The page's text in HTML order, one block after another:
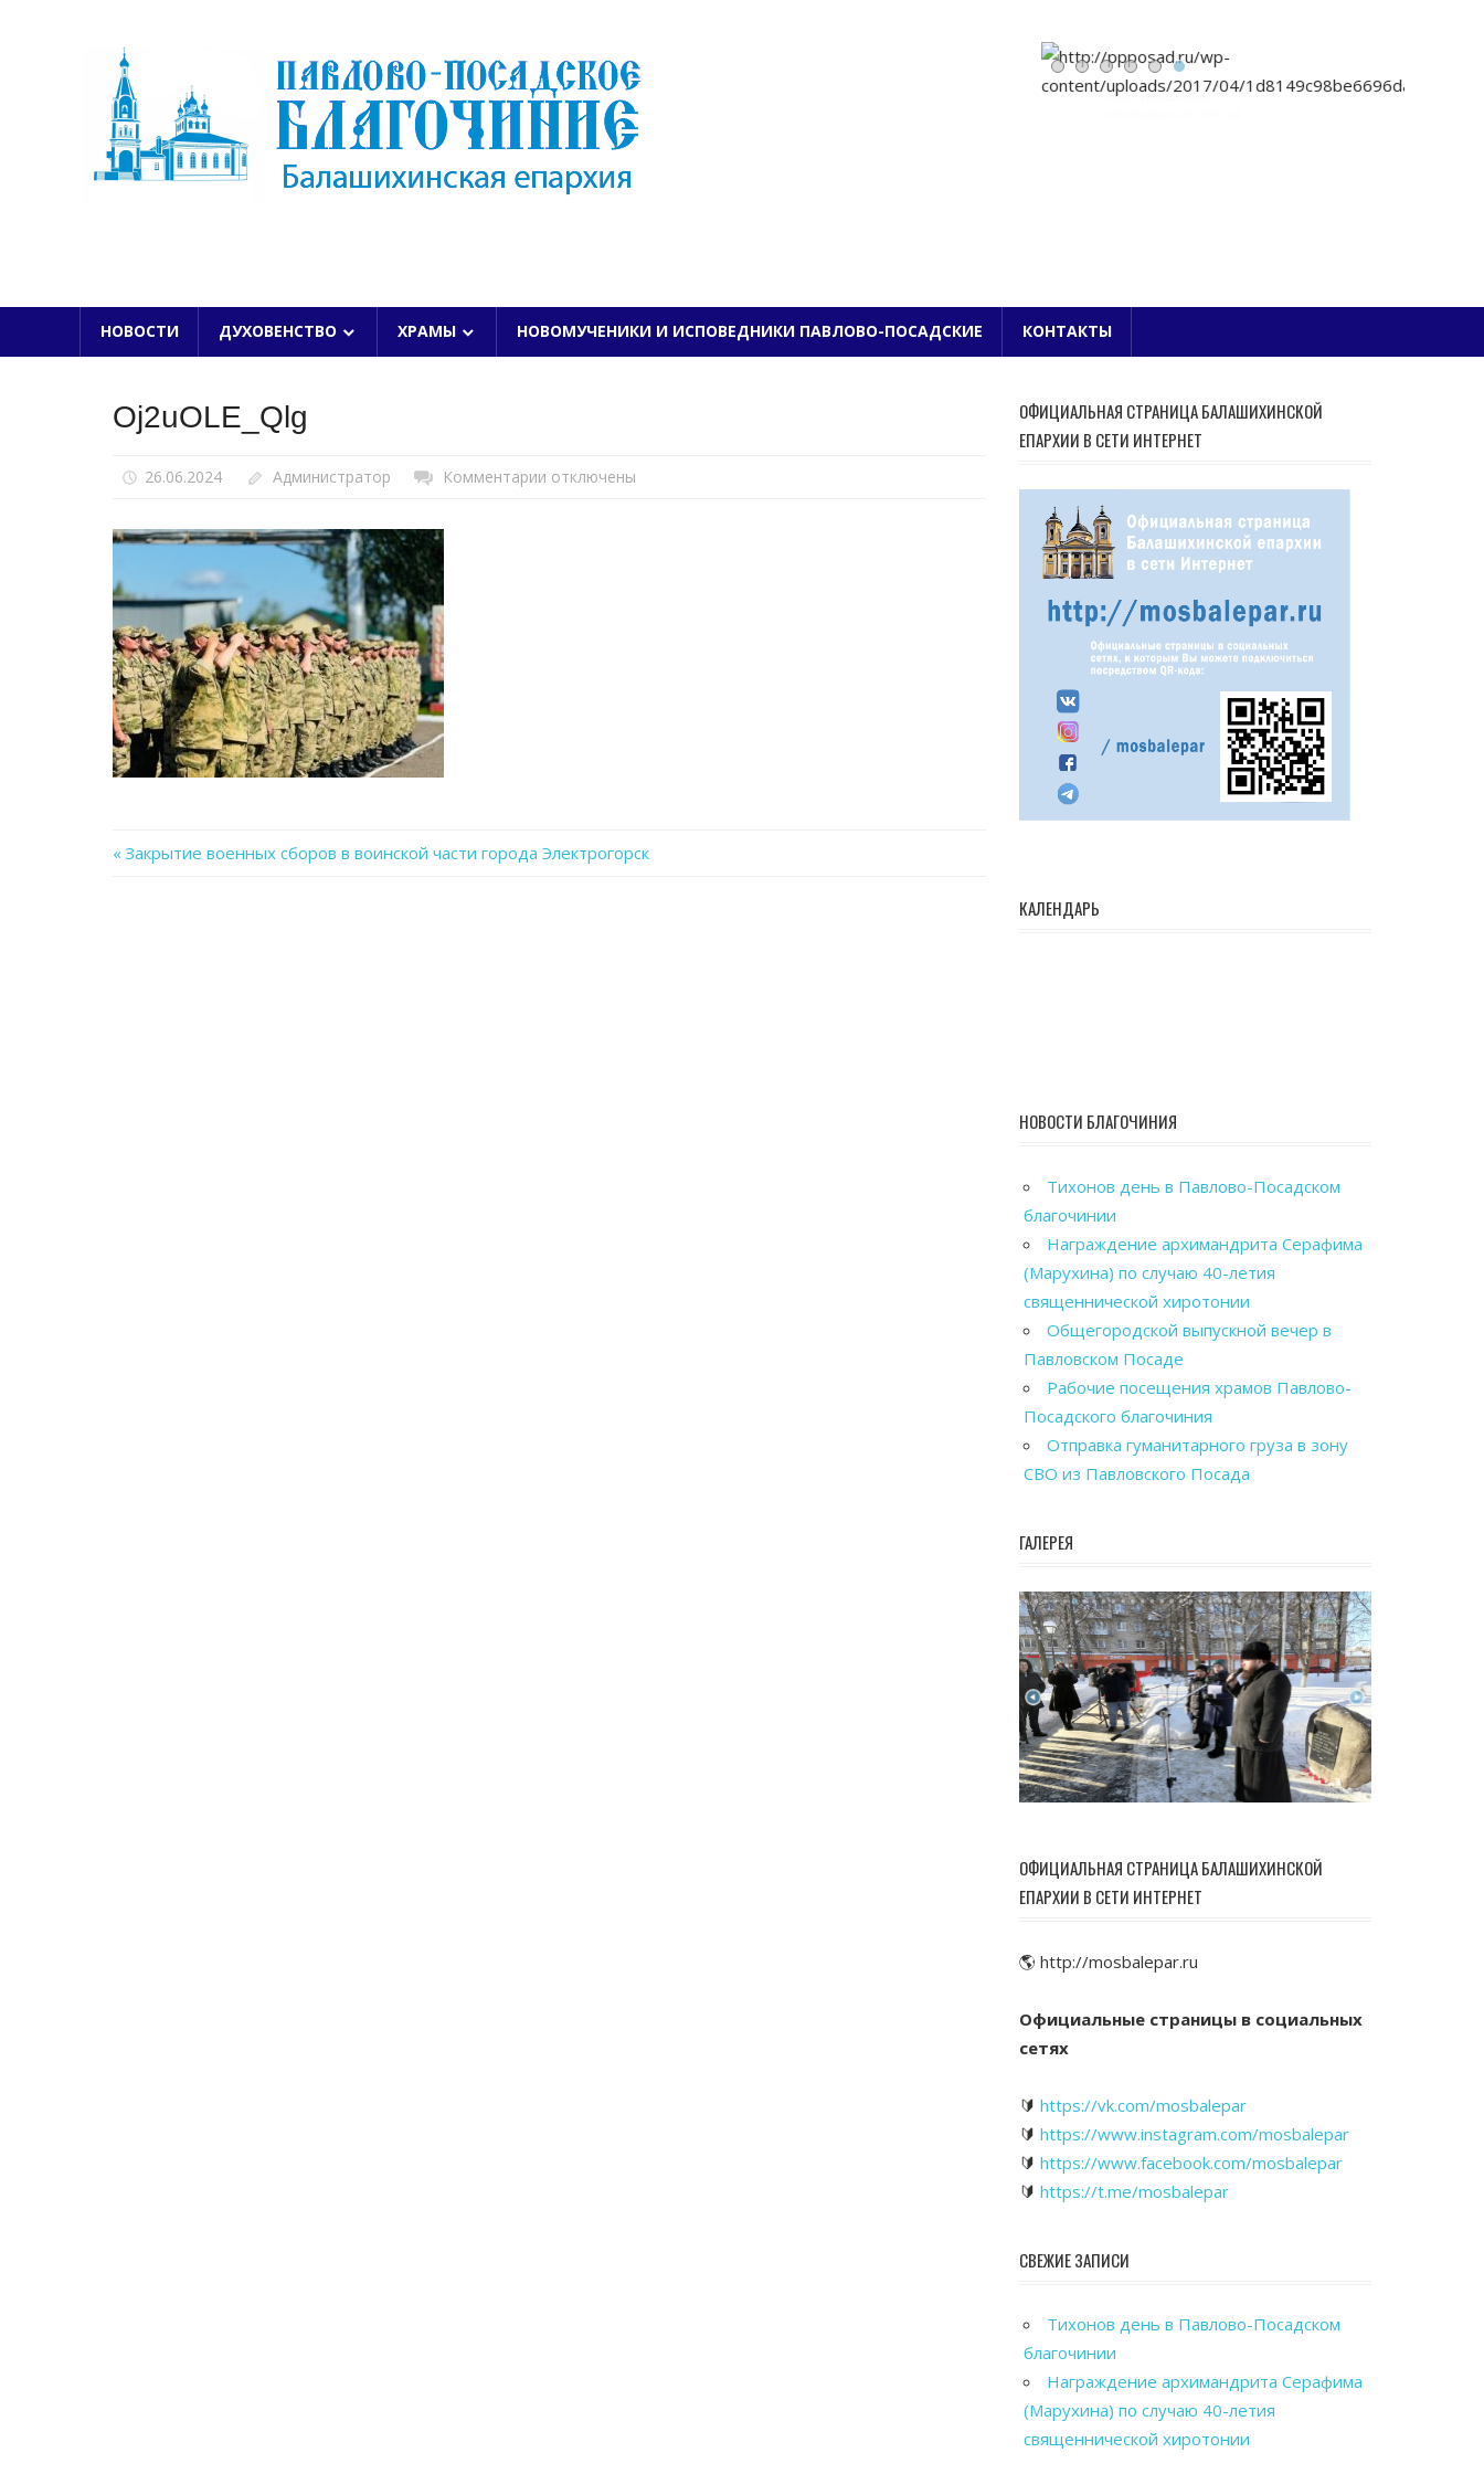
ПАВЛОВО-ПОСАДСКОЕ БЛАГОЧИНИЕ
НОВОСТИ ДУХОВЕНСТВО ХРАМЫ НОВОМУЧЕНИКИ И ИСПОВЕДНИКИ ПАВЛОВО-ПОСАДСКИЕ КОНТАКТЫ
Oj2uOLE_Qlg
26.06.2024 Администратор Комментарии котключены
Previous
Закрытие военных сборов в воинской части города Электрогорск
ОФИЦИАЛЬНАЯ СТРАНИЦА БАЛАШИХИНСКОЙ
ЕПАРХИИ В СЕТИ ИНТЕРНЕТ
КАЛЕНДАРЬ
НОВОСТИ БЛАГОЧИНИЯ
Тихонов день в Павлово-Посадском
благочинии
Награждение архимандрита Серафима
(Марухина) по случаю 40-летия
священнической хиротонии
Общегородской выпускной вечер в
Павловском Посаде
Рабочие посещения храмов Павлово-
Посадского благочиния
Отправка гуманитарного груза в зону
СВО из Павловского Посада
ГАЛЕРЕЯ
ОФИЦИАЛЬНАЯ СТРАНИЦА БАЛАШИХИНСКОЙ
ЕПАРХИИ В СЕТИ ИНТЕРНЕТ
🌎 http://mosbalepar.ru
Официальные страницы в социальных
сетях
🔰 https://vk.com/mosbalepar
🔰 https://www.instagram.com/mosbalepar
🔰 https://www.facebook.com/mosbalepar
🔰 https://t.me/mosbalepar
СВЕЖИЕ ЗАПИСИ
Тихонов день в Павлово-Посадском
благочинии
Награждение архимандрита Серафима
(Марухина) по случаю 40-летия
священнической хиротонии